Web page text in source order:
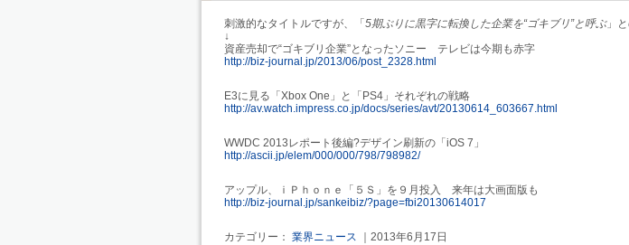
刺激的なタイトルですが、「 5期ぶりに黒字に転換した企業を“ゴキブリ”と呼ぶ」と
↓
資産売却で“ゴキブリ企業”となったソニー テレビは今期も赤字
http://biz-journal.jp/2013/06/post_2328.html
E3に見る「Xbox One」と「PS4」それぞれの戦略
http://av.watch.impress.co.jp/docs/series/avt/20130614_603667.html
WWDC 2013レポート後編?デザイン刷新の「iOS 7」
http://ascii.jp/elem/000/000/798/798982/
アップル、ｉＰｈｏｎｅ「５Ｓ」を９月投入 来年は大画面版も
http://biz-journal.jp/sankeibiz/?page=fbi20130614017
カテゴリー： 業界ニュース ｜2013年6月17日